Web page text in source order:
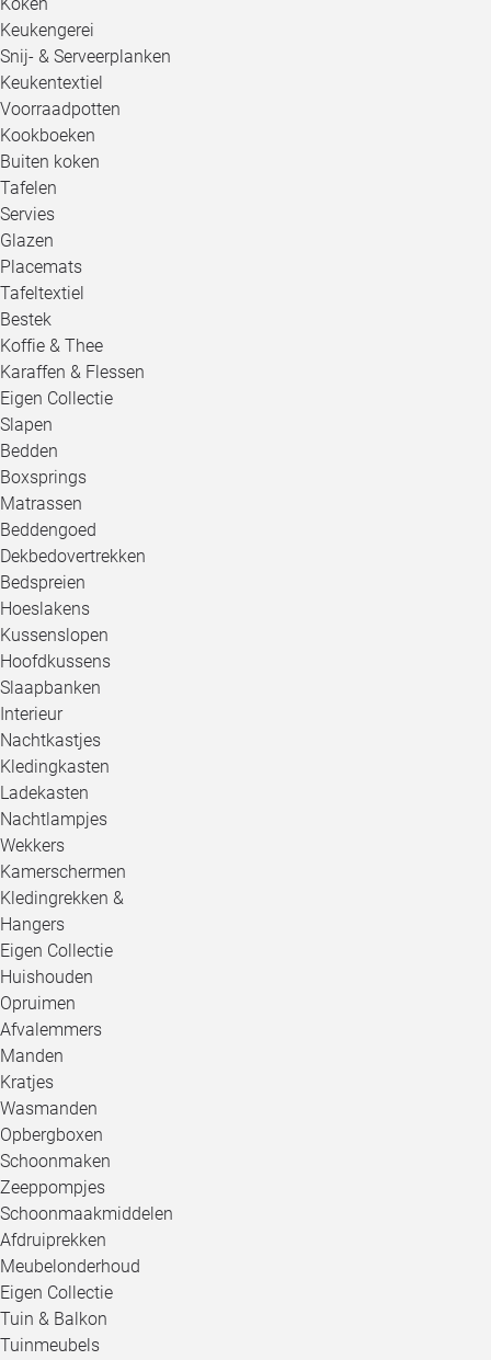
Keukengerei
Snij- & Serveerplanken
Keukentextiel
Voorraadpotten
Kookboeken
Buiten koken
Tafelen
Servies
Glazen
Placemats
Tafeltextiel
Bestek
Koffie & Thee
Karaffen & Flessen
Eigen Collectie
Slapen
Bedden
Boxsprings
Matrassen
Beddengoed
Dekbedovertrekken
Bedspreien
Hoeslakens
Kussenslopen
Hoofdkussens
Slaapbanken
Interieur
Nachtkastjes
Kledingkasten
Ladekasten
Nachtlampjes
Wekkers
Kamerschermen
Kledingrekken &
Hangers
Eigen Collectie
Huishouden
Opruimen
Afvalemmers
Manden
Kratjes
Wasmanden
Opbergboxen
Schoonmaken
Zeeppompjes
Schoonmaakmiddelen
Afdruiprekken
Meubelonderhoud
Eigen Collectie
Tuin & Balkon
Tuinmeubels